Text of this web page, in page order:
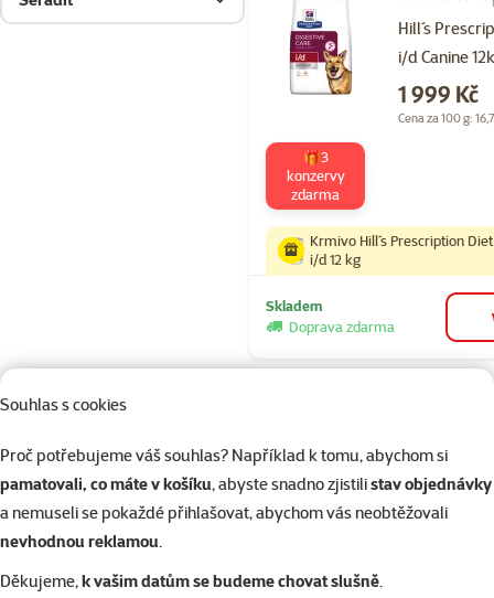
Souhlas s cookies
Proč potřebujeme váš souhlas? Například k tomu, abychom si
pamatovali, co máte v košíku, abyste snadno zjistilistav objednávky
a nemuseli se pokaždé přihlašovat, abychom vás neobtěžovali
nevhodnou reklamou.
Děkujeme,k vašim datům se budeme chovat slušně.
Hill´s
i/d Canine
Cena
1 999 Kč
Cena za 100 g:
🎁3
konzervy
zdarma
Krmivo Hill´s Prescription
i/d 12 kg
Skladem
Doprava zdarma
Akce a slevy pro další zvířata